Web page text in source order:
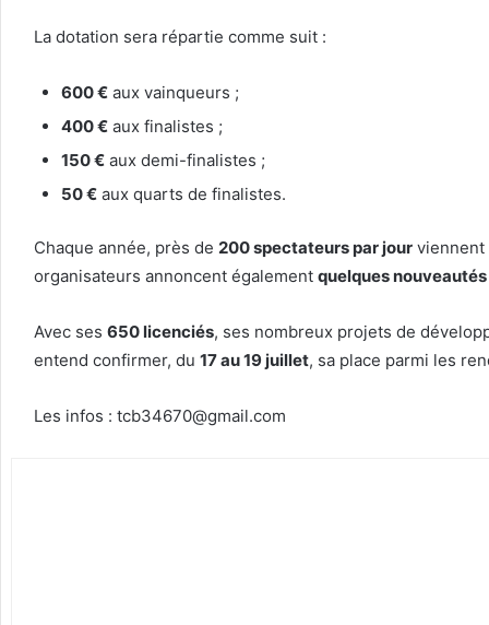
La dotation sera répartie comme suit :
600 € aux vainqueurs ;
400 € aux finalistes ;
150 € aux demi-finalistes ;
50 € aux quarts de finalistes.
Chaque année, près de 200 spectateurs par jour viennent
organisateurs annoncent également quelques nouveautés
Avec ses 650 licenciés, ses nombreux projets de
entend confirmer, du 17 au 19 juillet, sa place parmi les
Les infos : tcb34670@gmail.com